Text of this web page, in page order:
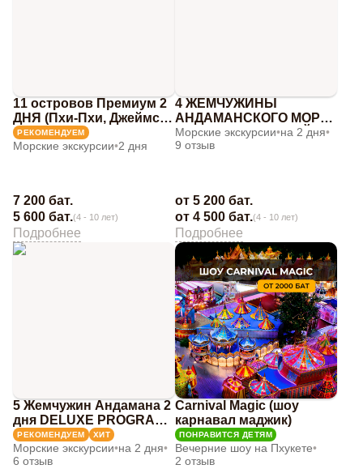
11 островов Премиум 2
ДНЯ (Пхи-Пхи, Джеймс
Бонд, Краби)
РЕКОМЕНДУЕМ
Морские экскурсии•2 дня
7 200 бат.
5 600 бат.(4 - 10 лет)
Подробнее
4 ЖЕМЧУЖИНЫ
АНДАМАНСКОГО МОРЯ
2 ДНЯ 1 НОЧЬ (ДЖЕЙМС
БОНД + КРАБИ + ПХИ
Морские экскурсии•на 2 дня•
9 отзыв
от 5 200 бат.
от 4 500 бат.(4 - 10 лет)
Подробнее
5 Жемчужин Андамана 2
дня DELUXE PROGRAM
(JAMES BOND + KRABI +
PHI PHI)
РЕКОМЕНДУЕМ ХИТ
Морские экскурсии•на 2 дня•
6 отзыв
Carnival Magic (шоу
карнавал маджик)
ПОНРАВИТСЯ ДЕТЯМ
Вечерние шоу на Пхукете•
2 отзыв